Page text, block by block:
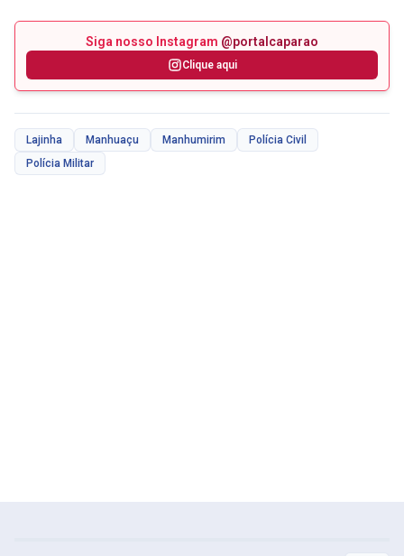
Siga nosso Instagram @portalcaparao
Clique aqui
Lajinha Manhuaçu Manhumirim
Polícia Civil
Polícia Militar